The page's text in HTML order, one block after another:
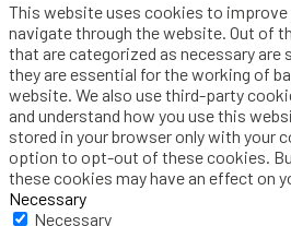
This website uses cookies to improve
navigate through the website. Out of
that are categorized as necessary are
they are essential for the working of
website. We also use third-party
and understand how you use this
stored in your browser only with your
option to opt-out of these cookies.
these cookies may have an effect on
Necessary
Necessary